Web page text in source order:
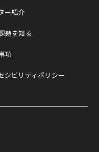
ー紹介
題を知る
項
シビリティポリシー